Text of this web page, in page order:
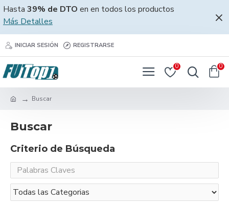
Hasta 39% de DTO en en todos los productos
Más Detalles
INICIAR SESIÓN REGISTRARSE
0 0
Buscar
Buscar
Criterio de Búsqueda